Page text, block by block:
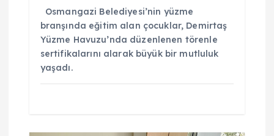
Osmangazi Belediyesi’nin yüzme
branşında eğitim alan çocuklar, Demirtaş
Yüzme Havuzu’nda düzenlenen törenle
sertifikalarını alarak büyük bir mutluluk
yaşadı.